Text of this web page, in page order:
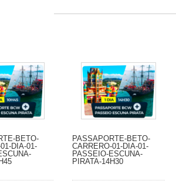
BETO-
DIA-01-
PASSAPORTE-BETO-
CARRERO-01-DIA-01-
PASSEIO-ESCUNA-
PIRATA-14H30